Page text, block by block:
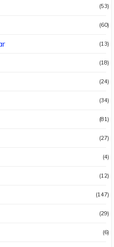
(53)
(60)
(13)
(18)
(24)
(34)
(81)
(27)
(4)
(12)
(147)
(29)
(6)